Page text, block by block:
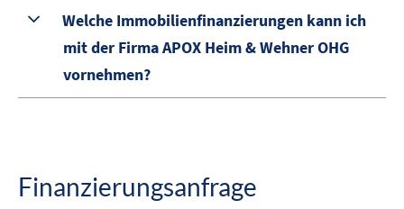
Welche Immobilienfinanzierungen kann ich
mit der Firma APOX Heim & Wehner OHG
vornehmen?
Finanzierungsanfrage